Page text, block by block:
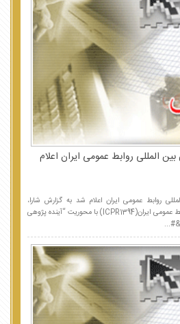
المللی روابط عمومی ایران اعلام
روابط عمومی ایران اعلام شد به گزارش شارا،
دوازدهمین کنفرانس بین المللی روابط عمومی ایران(ICPR1394) با محوریت “آینده پژوهی